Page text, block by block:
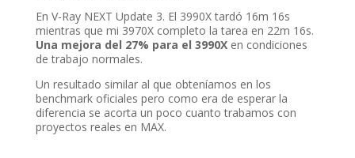
En V-Ray NEXT Update 3. El 3990X tardó 16m 16s
mientras que mi 3970X completo la tarea en 22m 16s.
Una mejora del 27% para el 3990Xen condiciones
de trabajo normales.
Un resultado similar al que obteníamos en los
benchmark oficiales pero como era de esperar la
diferencia se acorta un poco cuanto trabamos con
proyectos reales en MAX.